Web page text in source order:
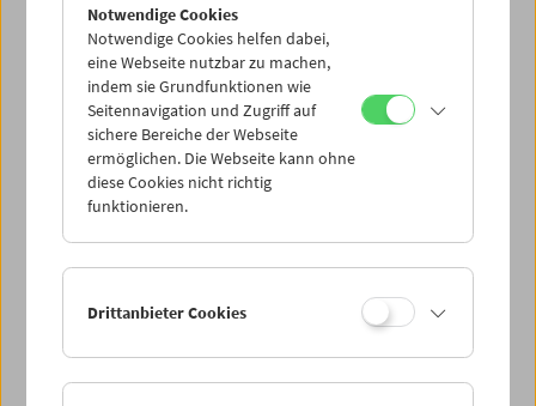
Di 31.10.
Mi 1.11.
Do 2.11.
Sa 4.11.
Notwendige Cookies
Notwendige Cookies helfen dabei,
eine Webseite nutzbar zu machen,
indem sie Grundfunktionen wie
Seitennavigation und Zugriff auf
sichere Bereiche der Webseite
ermöglichen. Die Webseite kann ohne
diese Cookies nicht richtig
funktionieren.
Drittanbieter Cookies